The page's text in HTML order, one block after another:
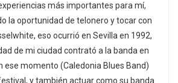
más importantes para mí,
la oportunidad de telonero y tocar con
eso ocurrió en Sevilla en 1992,
de mi ciudad contrató a la banda en
ese momento (Caledonia Blues Band)
y también actuar como su banda